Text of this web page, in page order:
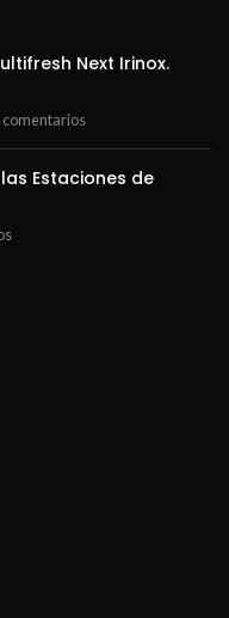
Next Irinox.
comentarios
Estaciones de